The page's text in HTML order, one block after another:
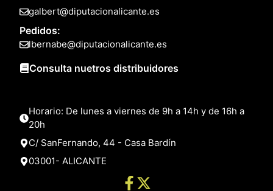
galbert@diputacionalicante.es
Pedidos:
lbernabe@diputacionalicante.es
Consulta nuetros distribuidores
Horario: De lunes a viernes de 9h a 14h y de 16h a
20h
C/ SanFernando, 44 - Casa Bardín
03001- ALICANTE